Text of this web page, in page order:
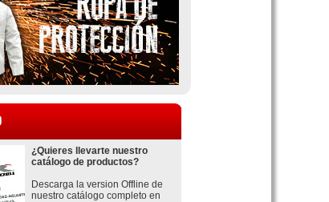
¿Quieres llevarte nuestro
catálogo de productos?
Descarga la version Offline de
nuestro catálogo completo en